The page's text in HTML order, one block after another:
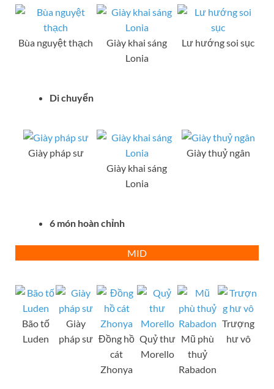
Bùa nguyệt thạch
Giày khai sáng
Lonia
Lư hướng soi sục
Di chuyển
Giày pháp sư
Giày khai sáng
Lonia
Giày thuỷ ngân
6 món hoàn chỉnh
MID
Bão tố
Luden
Giày
pháp sư Đồng hồ
cát
Zhonya
Quỷ thư
Morello
Mũ phù
thuỷ
Rabadon
Trượng
hư vô